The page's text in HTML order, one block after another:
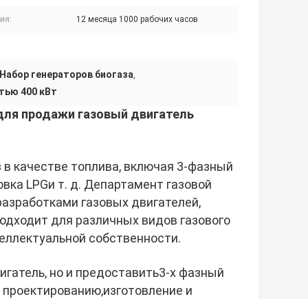
12 месяца 1000 рабочих часов
Набор генераторов биогаза,
400 кВт
продажи газовый двигатель
в качестве топлива, включая 3-фазный
LPGи т. д. Департамент газовой
газовых двигателей,
для различных видов газового
собственности.
но и предоставить3-х фазный
и